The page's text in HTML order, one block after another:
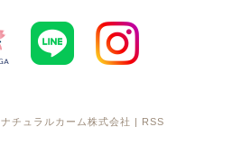
ナチュラルカーム株式会社 RSS